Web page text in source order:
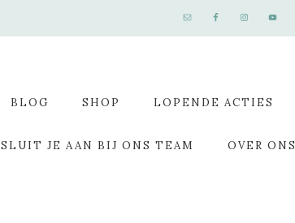
BLOG SHOP LOPENDE ACTIES
SLUIT JE AAN BIJ ONS TEAM OVER ONS